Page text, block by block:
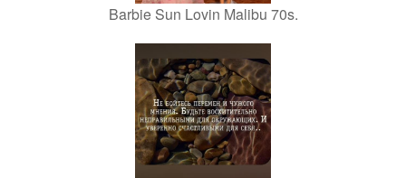
Barbie Sun Lovin Malibu 70s.